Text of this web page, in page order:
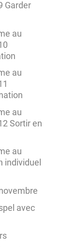
Garder
au
au
au
Sortir en
au
individuel
avec